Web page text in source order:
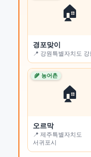
🏠
경포맞이
📍 강원특별자치도 강
🏠
🌾 농어촌
오르막
📍 제주특별자치도
서귀포시
🏠
오롯 스테이
📍 부산광역시 수영구
🏠
🏙 외국인
가든나인
📍 인천광역시